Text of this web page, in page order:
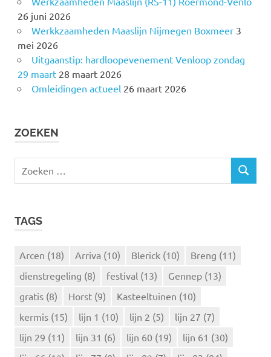
26 juni 2026
Werkkzaamheden Maaslijn Nijmegen Boxmeer 3
mei 2026
Uitgaanstip: hardloopevenement Venloop zondag
29 maart 28 maart 2026
Omleidingen actueel 26 maart 2026
ZOEKEN
e
Z
TAGS
Arcen (18) Arriva (10) Blerick (10) Breng (11)
dienstregeling (8) festival (13) Gennep (13)
gratis (8) Horst (9) Kasteeltuinen (10)
kermis (15) lijn 1 (10) lijn 2 (5) lijn 27 (7)
lijn 29 (11) lijn 31 (6) lijn 60 (19) lijn 61 (30)